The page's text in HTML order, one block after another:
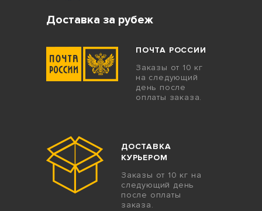
Доставка за рубеж
ПОЧТА РОССИИ
Заказы от 10 кг
на следующий
день после
оплаты заказа.
ДОСТАВКА
КУРЬЕРОМ
Заказы от 10 кг на
следующий день
после оплаты
заказа.